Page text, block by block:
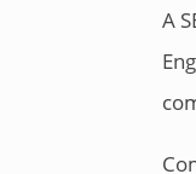
A